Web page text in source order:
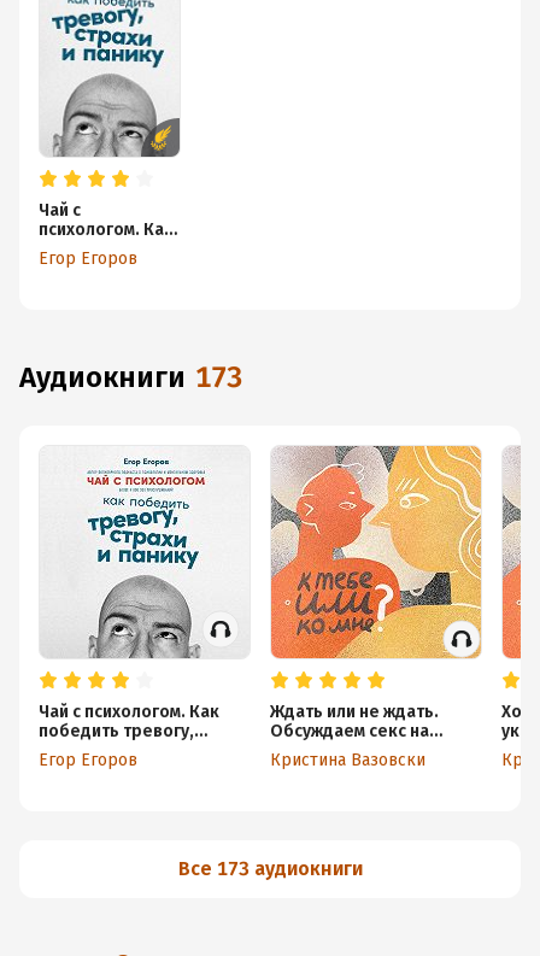
Чай с
психологом. Как
победить
тревогу, страхи
Егор Егоров
аудиокниги 173
Чай с психологом. Как
победить тревогу,
страхи и панику
Егор Егоров
Ждать или не ждать.
Обсуждаем секс на
первом свидании
Кристина Вазовски
Все 173 аудиокниги